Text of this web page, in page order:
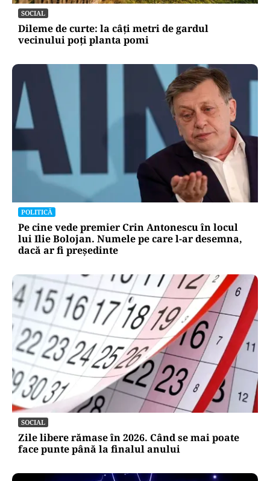
SOCIAL
Dileme de curte: la câți metri de gardul
vecinului poți planta pomi
POLITICĂ
Pe cine vede premier Crin Antonescu în locul
lui Ilie Bolojan. Numele pe care l-ar desemna,
dacă ar fi președinte
SOCIAL
Zile libere rămase în 2026. Când se mai poate
face punte până la finalul anului